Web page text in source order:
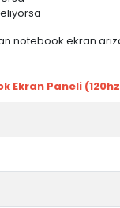
notebook ekran
Ekran Paneli